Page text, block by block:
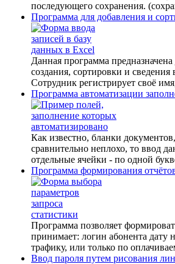
последующего сохранения.
Программа для добавления и
Данная программа
создания, сортировки и
Сотрудник регистрирует своё
Программа автоматизации
Как известно, бланки
сравнительно неплохо, то ввод
отдельные ячейки - по одной
Программа формирования
Программа позволяет
принимает: логин абонента дату
трафику, или только по
Ввод пароля путем рисования